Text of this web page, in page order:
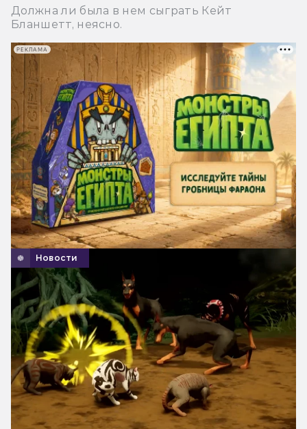
Должна ли была в нем сыграть Кейт
Бланшетт, неясно.
Новости
РЕКЛАМА